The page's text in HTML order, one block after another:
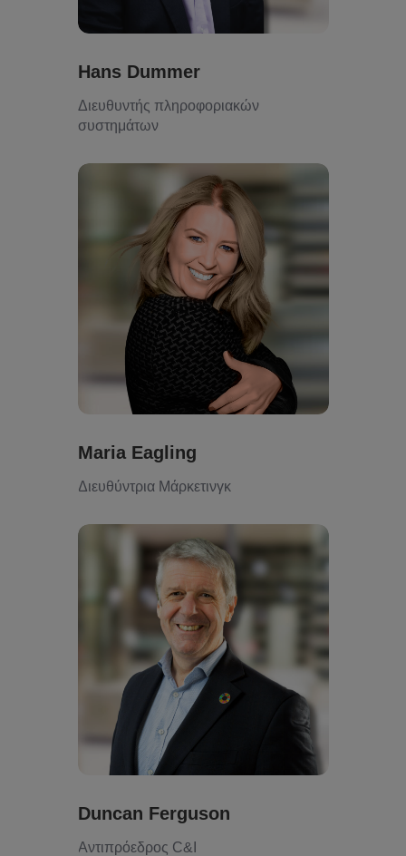
Hans Dummer
Διευθυντής πληροφοριακών
συστημάτων
Maria Eagling
Διευθύντρια Μάρκετινγκ
Duncan Ferguson
Αντιπρόεδρος C&I